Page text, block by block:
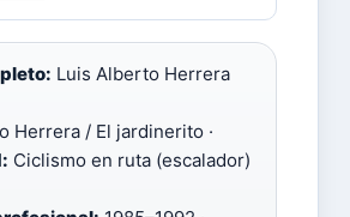
Luis Alberto Herrera
Herrera / El jardinerito ·
Ciclismo en ruta (escalador)